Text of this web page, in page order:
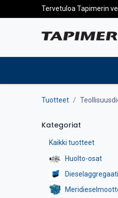
Tervetuloa Tapimerin
Tuotteet
Kategoriat
Kaikki tuotteet
Huolto-osat